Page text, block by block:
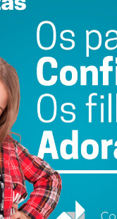
30
SEG
30°
TER